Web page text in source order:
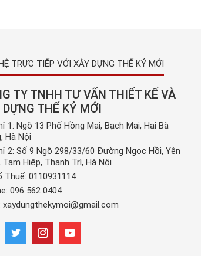
TRỰC TIẾP VỚI XÂY DỰNG THẾ KỶ MỚI
TY TNHH TƯ VẤN THIẾT KẾ VÀ
DỰNG THẾ KỶ MỚI
1: Ngõ 13 Phố Hồng Mai, Bạch Mai, Hai Bà
Hà Nội
2: Số 9 Ngõ 298/33/60 Đường Ngọc Hồi, Yên
Tam Hiệp, Thanh Trì, Hà Nội
Thuế: 0110931114
096 562 0404
xaydungthekymoi@gmail.com